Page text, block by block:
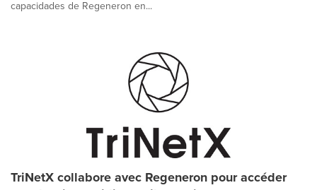
capacidades de Regeneron en...
TriNetX collabore avec Regeneron pour accéder